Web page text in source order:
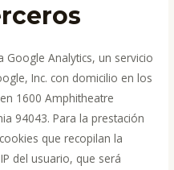
Google Analytics, un servicio
Inc. con domicilio en los
1600 Amphitheatre
94043. Para la prestación
que recopilan la
del usuario, que será